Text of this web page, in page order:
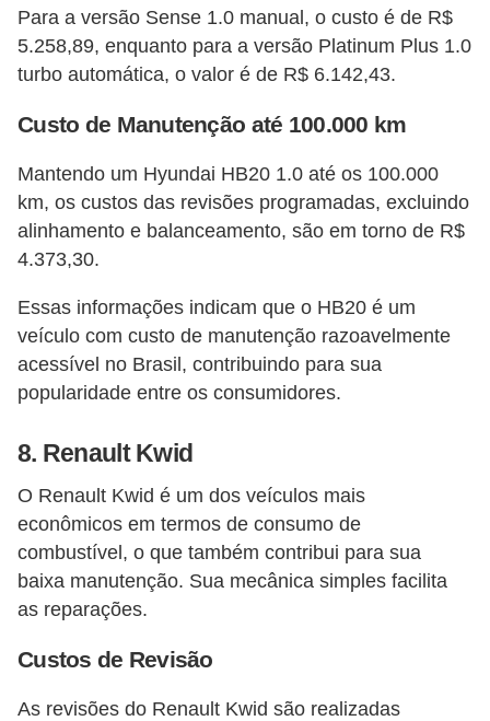
Para a versão Sense 1.0 manual, o custo é de R$
5.258,89, enquanto para a versão Platinum Plus 1.0
turbo automática, o valor é de R$ 6.142,43​​.
Custo de Manutenção até 100.000 km
Mantendo um Hyundai HB20 1.0 até os 100.000
km, os custos das revisões programadas, excluindo
alinhamento e balanceamento, são em torno de R$
4.373,30​​.
Essas informações indicam que o HB20 é um
veículo com custo de manutenção razoavelmente
acessível no Brasil, contribuindo para sua
popularidade entre os consumidores.
8. Renault Kwid
O Renault Kwid é um dos veículos mais
econômicos em termos de consumo de
combustível, o que também contribui para sua
baixa manutenção. Sua mecânica simples facilita
as reparações.
Custos de Revisão
As revisões do Renault Kwid são realizadas